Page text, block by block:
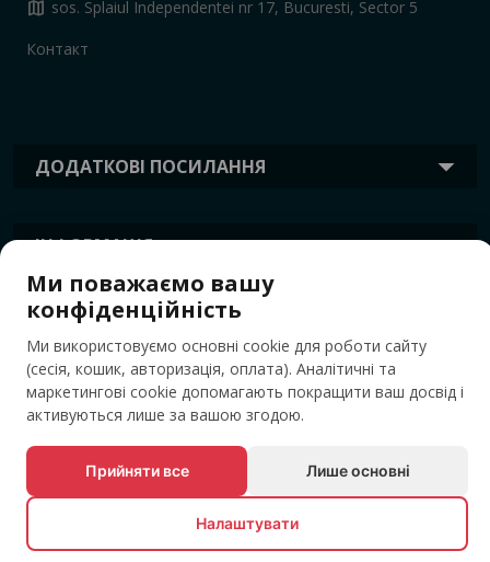
ДОДАТКОВІ ПОСИЛАННЯ
ІНФОРМАЦІЯ
map sos. Splaiul Independentei nr 17, Bucuresti, Sector 5
Контакт
ТЕГИ
© Усі права захищені EVENTBOOK SRL.
Ми поважаємо вашу
конфіденційність
Ми використовуємо основні cookie для роботи сайту
(сесія, кошик, авторизація, оплата). Аналітичні та
маркетингові cookie допомагають покращити ваш досвід і
активуються лише за вашою згодою.
Прийняти все Лише основні
Налаштувати